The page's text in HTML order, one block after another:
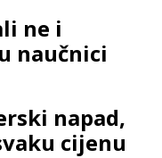
ne i
naučnici
napad,
cijenu